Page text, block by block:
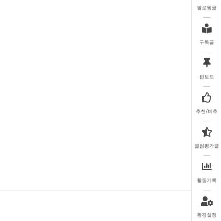
팔로윙글
구독글
핀보드
추천/비추
별점평가글
활동기록
환경설정